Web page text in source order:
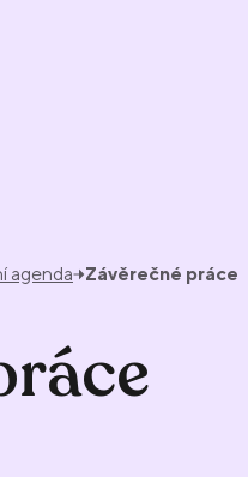
agenda Závěrečné práce